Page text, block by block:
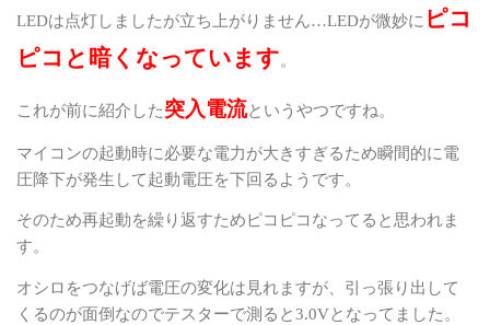
LEDは点灯しましたが立ち上がりません…LEDが微妙に ピコ
ピコと暗くなっています。
これが前に紹介した突入電流というやつですね。
マイコンの起動時に必要な電力が大きすぎるため瞬間的に電
圧降下が発生して起動電圧を下回るようです。
そのため再起動を繰り返すためピコピコなってると思われま
す。
オシロをつなげば電圧の変化は見れますが、引っ張り出して
くるのが面倒なのでテスターで測ると3.0Vとなってました。